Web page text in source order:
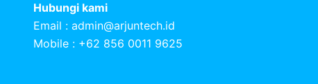
Hubungi kami
Email : admin@arjuntech.id
Mobile : +62 856 0011 9625